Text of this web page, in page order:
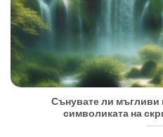
Сънувате ли мъгливи
символиката на